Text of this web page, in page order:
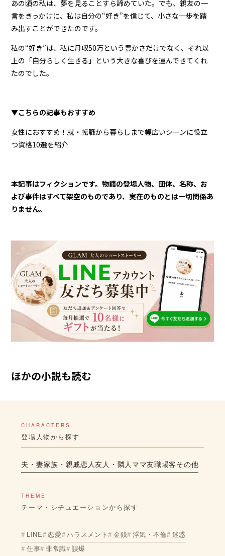
あの頃の私は、夢を見ることすら諦めていた。でも、親友の一
言をきっかけに、私は自分の“好き”を信じて、小さな一歩を踏
み出すことができたのです。
私の“好き”は、私に月収50万という豊かさだけでなく、それ以
上の「自分らしく生きる」という大きな喜びを運んできてくれ
たのでした。
▼こちらの記事もおすすめ
女性におすすめ！就・転職から暮らしまで幅広いシーンに役立
つ資格10選を紹介
本記事はフィクションです。物語の登場人物、団体、名称、お
よび事件はすべて架空のものであり、実在のものとは一切関係あ
りません。
ほかの小説も読む
CHARACTERS
登場人物から探す
夫・妻家族・親戚恋人友人・隣人 ママ友職場客その他
THEME
テーマ・シチュエーションから探す
LINE 恋愛 ハラスメント 金銭 浮気・不倫 迷惑
仕事 非常識 誤爆